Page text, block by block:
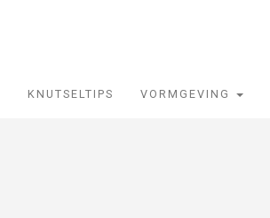
KNUTSELTIPS VORMGEVING